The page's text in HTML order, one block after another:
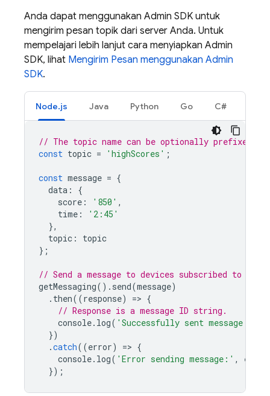
Anda dapat menggunakan Admin SDK untuk
mengirim pesan topik dari server Anda. Untuk
mempelajari lebih lanjut cara menyiapkan Admin
SDK, lihat Mengirim Pesan menggunakan Admin
SDK.
Node.js Java Python Go C#
// The topic name can be optionally prefixed
const topic = 'highScores' ;
const message = {
data :
{
score : '850' ,
time :
'2:45'
},
topic :
topic
};
// Send a message to devices subscribed to the
getMessaging(). send(message)
. then((response) => {
// Response is a message ID string.
console. log( 'Successfully sent message:'
})
.catch((error) => {
console. log( 'Error sending message:' , error
});